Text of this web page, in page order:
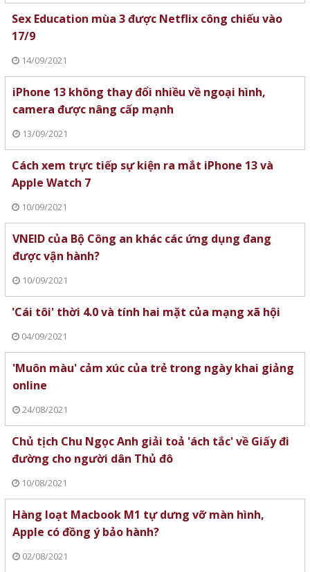
Sex Education mùa 3 được Netflix công chiếu vào
17/9
14/09/2021
iPhone 13 không thay đổi nhiều về ngoại hình,
camera được nâng cấp mạnh
13/09/2021
Cách xem trực tiếp sự kiện ra mắt iPhone 13 và
Apple Watch 7
10/09/2021
VNEID của Bộ Công an khác các ứng dụng đang
được vận hành?
10/09/2021
'Cái tôi' thời 4.0 và tính hai mặt của mạng xã hội
04/09/2021
'Muôn màu' cảm xúc của trẻ trong ngày khai giảng
online
24/08/2021
Chủ tịch Chu Ngọc Anh giải toả 'ách tắc' về Giấy đi
đường cho người dân Thủ đô
10/08/2021
Hàng loạt Macbook M1 tự dưng vỡ màn hình,
Apple có đồng ý bảo hành?
02/08/2021